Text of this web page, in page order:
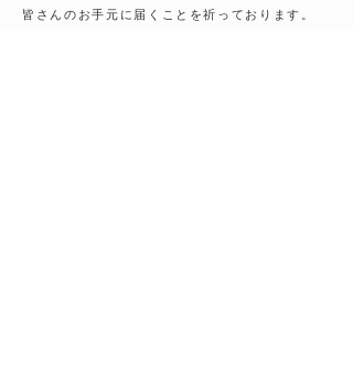
皆さんのお手元に届くことを祈っております。